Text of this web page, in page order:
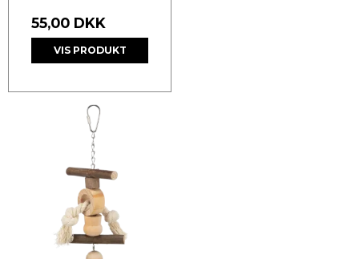
55,00 DKK
VIS PRODUKT